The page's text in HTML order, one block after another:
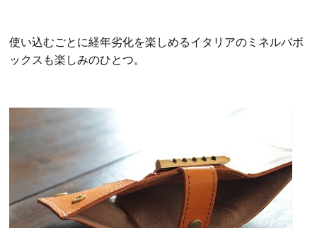
使い込むごとに経年劣化を楽しめるイタリアのミネルバボ
ックスも楽しみのひとつ。